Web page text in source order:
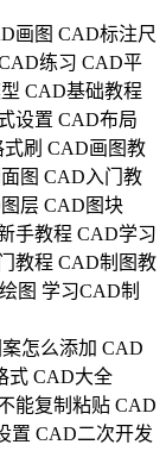
画图 CAD标注尺
练习 CAD平
CAD基础教程
设置 CAD布局
刷 CAD画图教
图 CAD入门教
层 CAD图块
手教程 CAD学习
教程 CAD制图教
图 学习CAD制
怎么添加 CAD
式 CAD大全
能复制粘贴 CAD
置 CAD二次开发